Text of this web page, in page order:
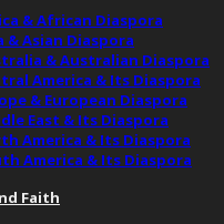
& African Diaspora
& Asian Diaspora
& Australian Diaspora
America & Its Diaspora
& European Diaspora
East & Its Diaspora
America & Its Diaspora
America & Its Diaspora
Faith